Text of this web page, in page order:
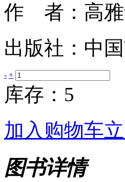
作 者：高雅
出版社：中
- +
库存：5
加入购物车
图书详情